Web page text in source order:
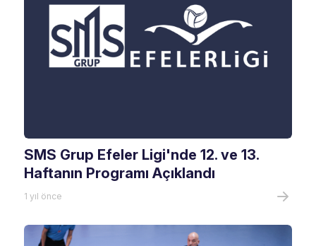
SMS Grup Efeler Ligi'nde 12. ve 13.
Haftanın Programı Açıklandı
1 yıl önce